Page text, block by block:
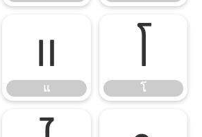
แ
แ
โ
โ